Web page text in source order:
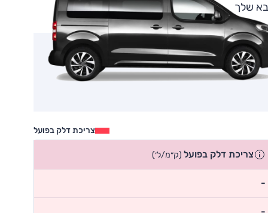
שלך
צריכת דלק בפועל
צריכת דלק בפועל (ק״מ/ל׳)
-